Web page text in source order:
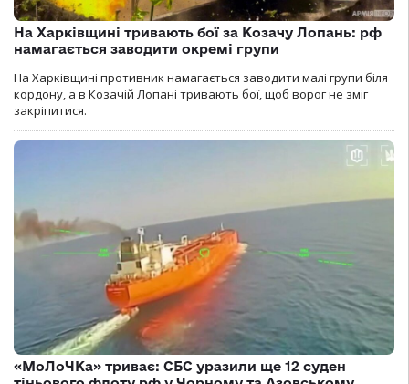
На Харківщині тривають бої за Козачу Лопань: рф
намагається заводити окремі групи
На Харківщині противник намагається заводити малі групи біля
кордону, а в Козачій Лопані тривають бої, щоб ворог не зміг
закріпитися.
«МоЛоЧКа» триває: СБС уразили ще 12 суден